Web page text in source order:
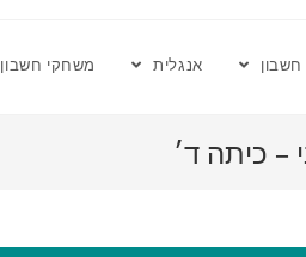
חשבון אנגלית משחקי חשבון
– כיתה ד׳